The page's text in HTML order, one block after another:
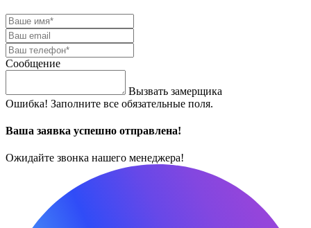
Сообщение
Вызвать замерщика
Ошибка! Заполните все обязательные поля.
Ваша заявка успешно отправлена!
Ожидайте звонка нашего менеджера!